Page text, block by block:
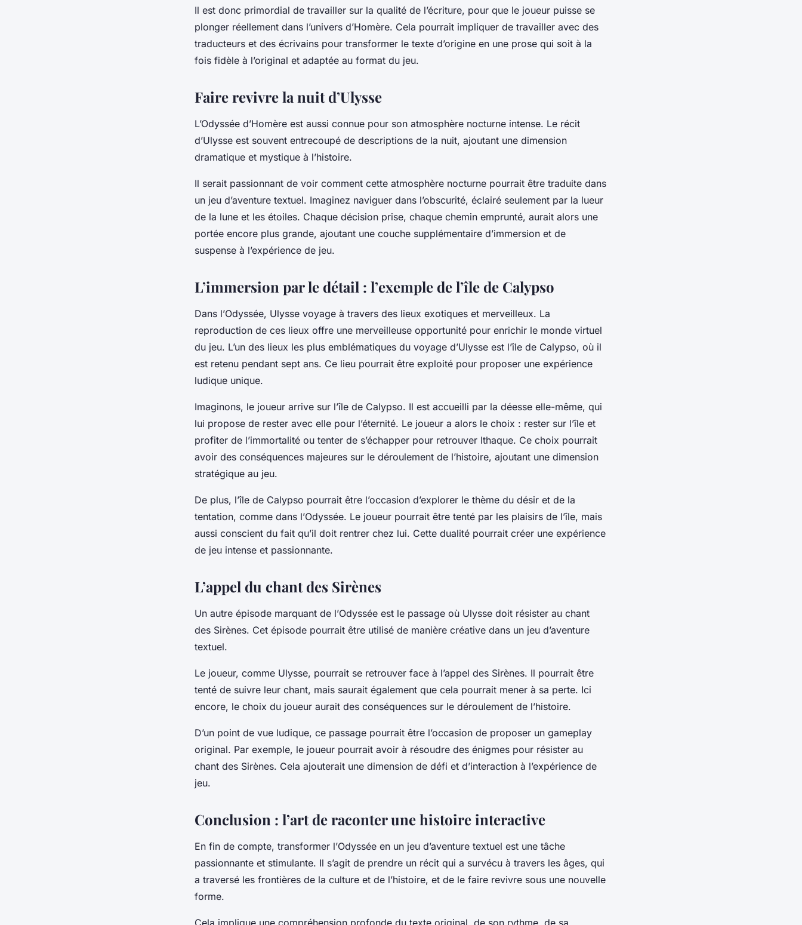
Il est donc primordial de travailler sur la qualité de l’écriture, pour que le joueur puisse se
plonger réellement dans l’univers d’Homère. Cela pourrait impliquer de travailler avec des
traducteurs et des écrivains pour transformer le texte d’origine en une prose qui soit à la
fois fidèle à l’original et adaptée au format du jeu.
Faire revivre la nuit d’Ulysse
L’Odyssée d’Homère est aussi connue pour son atmosphère nocturne intense. Le récit
d’Ulysse est souvent entrecoupé de descriptions de la nuit, ajoutant une dimension
dramatique et mystique à l’histoire.
Il serait passionnant de voir comment cette atmosphère nocturne pourrait être traduite dans
un jeu d’aventure textuel. Imaginez naviguer dans l’obscurité, éclairé seulement par la lueur
de la lune et les étoiles. Chaque décision prise, chaque chemin emprunté, aurait alors une
portée encore plus grande, ajoutant une couche supplémentaire d’immersion et de
suspense à l’expérience de jeu.
L’immersion par le détail : l’exemple de l’île de Calypso
Dans l’Odyssée, Ulysse voyage à travers des lieux exotiques et merveilleux. La
reproduction de ces lieux offre une merveilleuse opportunité pour enrichir le monde virtuel
du jeu. L’un des lieux les plus emblématiques du voyage d’Ulysse est l’île de Calypso, où il
est retenu pendant sept ans. Ce lieu pourrait être exploité pour proposer une expérience
ludique unique.
Imaginons, le joueur arrive sur l’île de Calypso. Il est accueilli par la déesse elle-même, qui
lui propose de rester avec elle pour l’éternité. Le joueur a alors le choix : rester sur l’île et
profiter de l’immortalité ou tenter de s’échapper pour retrouver Ithaque. Ce choix pourrait
avoir des conséquences majeures sur le déroulement de l’histoire, ajoutant une dimension
stratégique au jeu.
De plus, l’île de Calypso pourrait être l’occasion d’explorer le thème du désir et de la
tentation, comme dans l’Odyssée. Le joueur pourrait être tenté par les plaisirs de l’île, mais
aussi conscient du fait qu’il doit rentrer chez lui. Cette dualité pourrait créer une expérience
de jeu intense et passionnante.
L’appel du chant des Sirènes
Un autre épisode marquant de l’Odyssée est le passage où Ulysse doit résister au chant
des Sirènes. Cet épisode pourrait être utilisé de manière créative dans un jeu d’aventure
textuel.
Le joueur, comme Ulysse, pourrait se retrouver face à l’appel des Sirènes. Il pourrait être
tenté de suivre leur chant, mais saurait également que cela pourrait mener à sa perte. Ici
encore, le choix du joueur aurait des conséquences sur le déroulement de l’histoire.
D’un point de vue ludique, ce passage pourrait être l’occasion de proposer un gameplay
original. Par exemple, le joueur pourrait avoir à résoudre des énigmes pour résister au
chant des Sirènes. Cela ajouterait une dimension de défi et d’interaction à l’expérience de
jeu.
Conclusion : l’art de raconter une histoire interactive
En fin de compte, transformer l’Odyssée en un jeu d’aventure textuel est une tâche
passionnante et stimulante. Il s’agit de prendre un récit qui a survécu à travers les âges, qui
a traversé les frontières de la culture et de l’histoire, et de le faire revivre sous une nouvelle
forme.
Cela implique une compréhension profonde du texte original, de son rythme, de sa